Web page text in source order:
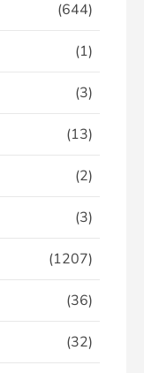
(644)
(1)
(3)
(13)
(2)
(3)
(1207)
(36)
(32)